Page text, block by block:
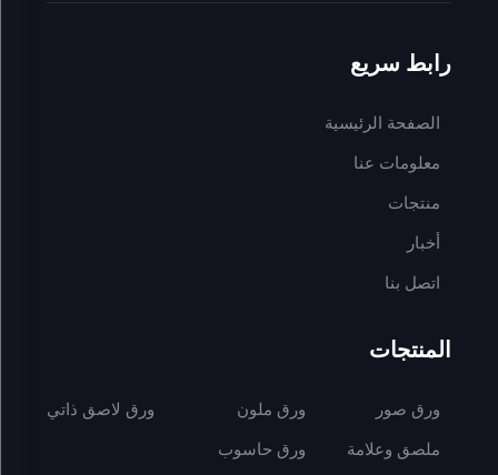
رابط سريع
الصفحة الرئيسية
معلومات عنا
منتجات
أخبار
اتصل بنا
المنتجات
ورق صور
ملصق وعلامة
ورق ملون
ورق حاسوب
ورق لاصق ذاتي